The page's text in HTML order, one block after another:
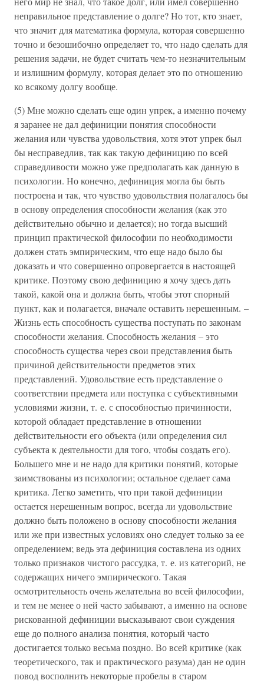
неправильное представление о долге? Но тот, кто знает,
что значит для математика формула, которая совершенно
точно и безошибочно определяет то, что надо сделать для
решения задачи, не будет считать чем-то незначительным
и излишним формулу, которая делает это по отношению
ко всякому долгу вообще.
(5) Мне можно сделать еще один упрек, а именно почему
я заранее не дал дефиниции понятия способности
желания или чувства удовольствия, хотя этот упрек был
бы несправедлив, так как такую дефиницию по всей
справедливости можно уже предполагать как данную в
психологии. Но конечно, дефиниция могла бы быть
построена и так, что чувство удовольствия полагалось бы
в основу определения способности желания (как это
действительно обычно и делается); но тогда высший
принцип практической философии по необходимости
должен стать эмпирическим, что еще надо было бы
доказать и что совершенно опровергается в настоящей
критике. Поэтому свою дефиницию я хочу здесь дать
такой, какой она и должна быть, чтобы этот спорный
пункт, как и полагается, вначале оставить нерешенным. –
Жизнь есть способность существа поступать по законам
способности желания. Способность желания – это
способность существа через свои представления быть
причиной действительности предметов этих
представлений. Удовольствие есть представление о
соответствии предмета или поступка с субъективными
условиями жизни, т. е. с способностью причинности,
которой обладает представление в отношении
действительности его объекта (или определения сил
субъекта к деятельности для того, чтобы создать его).
Большего мне и не надо для критики понятий, которые
заимствованы из психологии; остальное сделает сама
критика. Легко заметить, что при такой дефиниции
остается нерешенным вопрос, всегда ли удовольствие
должно быть положено в основу способности желания
или же при известных условиях оно следует только за ее
определением; ведь эта дефиниция составлена из одних
только признаков чистого рассудка, т. е. из категорий, не
содержащих ничего эмпирического. Такая
осмотрительность очень желательна во всей философии,
и тем не менее о ней часто забывают, а именно на основе
рискованной дефиниции высказывают свои суждения
еще до полного анализа понятия, который часто
достигается только весьма поздно. Во всей критике (как
теоретического, так и практического разума) дан не один
повод восполнить некоторые пробелы в старом